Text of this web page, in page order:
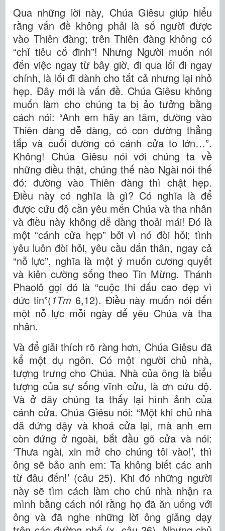
Qua những lời này, Chúa Giêsu giúp hiểu
rằng vấn đề không phải là số người được
vào Thiên đàng; trên Thiên đàng không có
“chỉ tiêu cố đinh”! Nhưng Người muốn nói
đến việc ngay từ bây giờ, đi qua lối đi ngay
chính, là lối đi dành cho tất cả nhưng lại nhỏ
hẹp. Đây mới là vấn đề. Chúa Giêsu không
muốn làm cho chúng ta bị ảo tưởng bằng
cách nói: “Anh em hãy an tâm, đường vào
Thiên đàng dễ dàng, có con đường thẳng
tắp và cuối đường có cánh cửa to lớn…”.
Không! Chúa Giêsu nói với chúng ta về
những điều thật, chúng thế nào Ngài nói thế
đó: đường vào Thiên đàng thì chật hẹp.
Điều này có nghĩa là gì? Có nghĩa là để
được cứu độ cần yêu mến Chúa và tha nhân
và điều này không dễ dàng thoải mái! Đó là
một “cánh cửa hẹp” bởi vì nó đòi hỏi; tình
yêu luôn đòi hỏi, yêu cầu dấn thân, ngay cả
“nỗ lực”, nghĩa là một ý muốn cương quyết
và kiên cường sống theo Tin Mừng. Thánh
Phaolô gọi đó là “cuộc thi đấu cao đẹp vì
đức tin”(1Tm 6,12). Điều này muốn nói đến
một nỗ lực mỗi ngày để yêu Chúa và tha
nhân.
Và để giải thích rõ ràng hơn, Chúa Giêsu đã
kể một dụ ngôn. Có một người chủ nhà,
tượng trưng cho Chúa. Nhà của ông là biểu
tượng của sự sống vĩnh cửu, là ơn cứu độ.
Và ở đây chúng ta thấy lại hình ảnh của
cánh cửa. Chúa Giêsu nói: “Một khi chủ nhà
đã đứng dậy và khoá cửa lại, mà anh em
còn đứng ở ngoài, bắt đầu gõ cửa và nói:
‘Thưa ngài, xin mở cho chúng tôi vào!’, thì
ông sẽ bảo anh em: Ta không biết các anh
từ đâu đến!’ (câu 25). Khi đó những người
này sẽ tìm cách làm cho chủ nhà nhận ra
mình bằng cách nói rằng họ đã ăn uống với
ông và đã nghe những lời ông giảng dạy